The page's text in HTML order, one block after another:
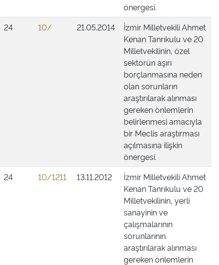
önergesi.
24
10/ 21.05.2014
İzmir Milletvekili Ahmet
Kenan Tanrıkulu ve 20
Milletvekilinin, özel
sektörün aşırı
borçlanmasına neden
olan sorunların
araştırılarak alınması
gereken önlemlerin
belirlenmesi amacıyla
bir Meclis araştırması
açılmasına ilişkin
önergesi.
24
10/1211 13.11.2012
İzmir Milletvekili Ahmet
Kenan Tanrıkulu ve 20
Milletvekilinin, yerli
sanayinin ve
çalışmalarının
sorunlarının
araştırılarak alınması
gereken önlemlerin